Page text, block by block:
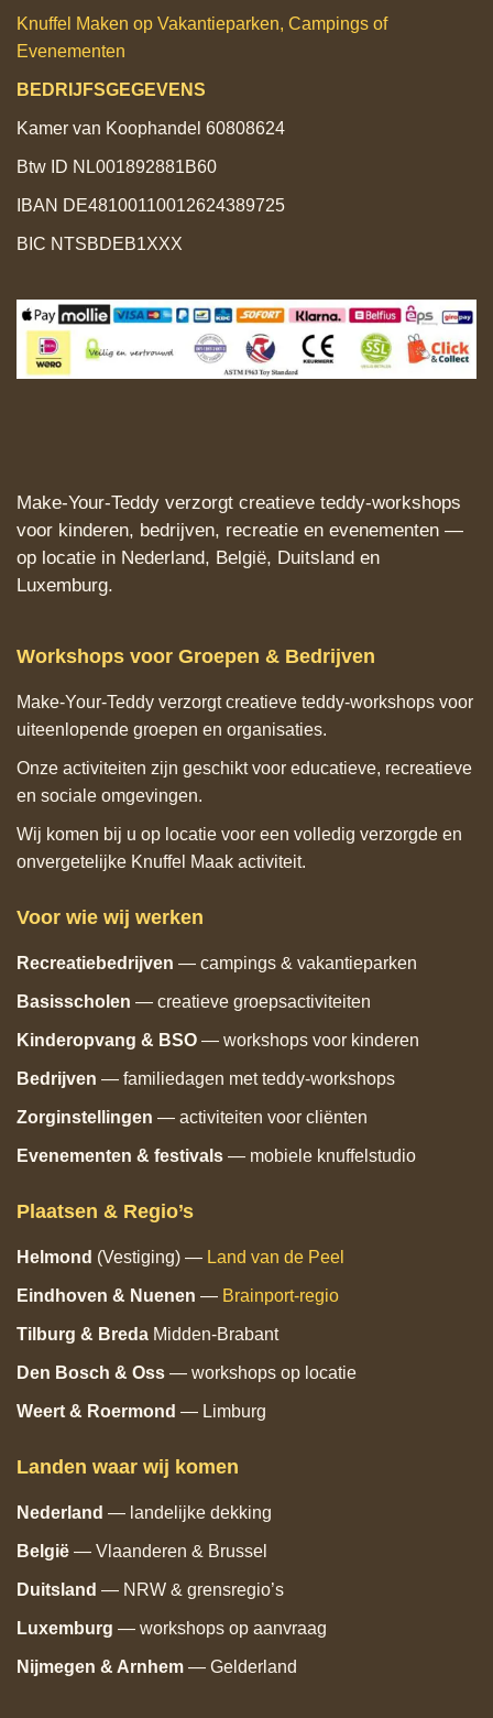
Knuffel Maken op Vakantieparken, Campings of
Evenementen
BEDRIJFSGEGEVENS
Kamer van Koophandel 60808624
Btw ID NL001892881B60
IBAN DE48100110012624389725
BIC NTSBDEB1XXX
Make‑Your‑Teddy verzorgt creatieve teddy‑workshops
voor kinderen, bedrijven, recreatie en evenementen —
op locatie in Nederland, België, Duitsland en
Luxemburg.
Workshops voor Groepen & Bedrijven
Make‑Your‑Teddy verzorgt creatieve teddy‑workshops voor
uiteenlopende groepen en organisaties.
Onze activiteiten zijn geschikt voor educatieve, recreatieve
en sociale omgevingen.
Wij komen bij u op locatie voor een volledig verzorgde en
onvergetelijke Knuffel Maak activiteit.
Voor wie wij werken
Recreatiebedrijven — campings & vakantieparken
Basisscholen — creatieve groepsactiviteiten
Kinderopvang & BSO — workshops voor kinderen
Bedrijven — familiedagen met teddy‑workshops
Zorginstellingen — activiteiten voor cliënten
Evenementen & festivals — mobiele knuffelstudio
Plaatsen & Regio’s
Helmond (Vestiging) — Land van de Peel
Eindhoven & Nuenen — Brainport‑regio
Tilburg & Breda Midden‑Brabant
Den Bosch & Oss — workshops op locatie
Weert & Roermond — Limburg
Landen waar wij komen
Nederland — landelijke dekking
België — Vlaanderen & Brussel
Duitsland — NRW & grensregio’s
Luxemburg — workshops op aanvraag
Nijmegen & Arnhem — Gelderland